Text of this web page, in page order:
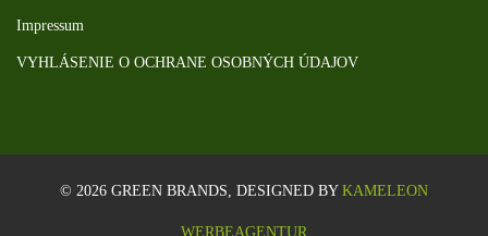
Impressum
VYHLÁSENIE O OCHRANE OSOBNÝCH ÚDAJOV
© 2026 GREEN BRANDS, DESIGNED BY KAMELEON
WERBEAGENTUR